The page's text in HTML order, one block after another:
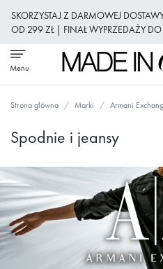
SKORZYSTAJ Z DARMOWEJ
OD 299 ZŁ | FINAŁ WYPRZEDAŻY
do
treści
Menu
Strona główna Marki Armani
Spodnie i jeansy